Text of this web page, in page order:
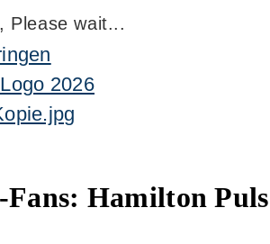
Please wait...
Hamilton